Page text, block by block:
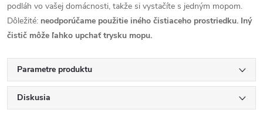
podláh vo vašej domácnosti, takže si vystačíte s jedným mopom.
Dôležité: neodporúčame použitie iného čistiaceho prostriedku. Iný
čistič môže ľahko upchať trysku mopu.
Parametre produktu
Diskusia